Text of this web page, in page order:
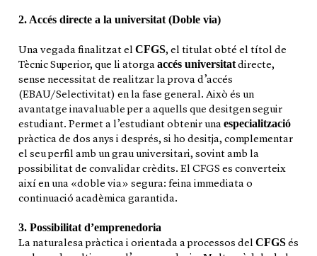
2. Accés directe a la universitat (Doble via)
Una vegada finalitzat el CFGS, el titulat obté el títol de
Tècnic Superior, que li atorga accés universitatdirecte,
sense necessitat de realitzar la prova d’accés
(EBAU/Selectivitat) en la fase general. Això és un
avantatge inavaluable per a aquells que desitgen seguir
estudiant. Permet a l’estudiant obtenir una especialització
pràctica de dos anys i després, si ho desitja, complementar
el seu perfil amb un grau universitari, sovint amb la
possibilitat de convalidar crèdits. El CFGS es converteix
així en una «doble via» segura: feina immediata o
continuació acadèmica garantida.
3. Possibilitat d’emprenedoria
La naturalesa pràctica i orientada a processos del CFGS és